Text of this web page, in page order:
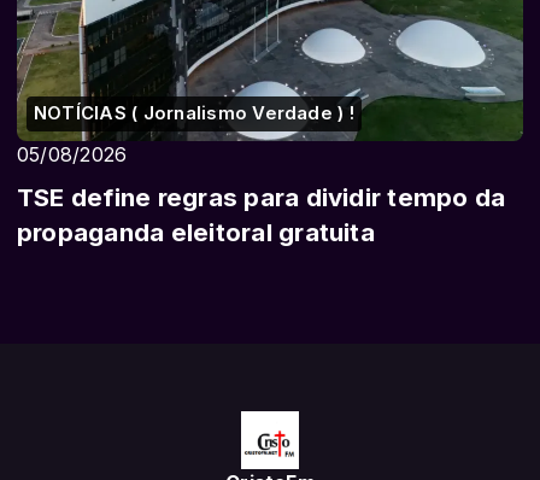
NOTÍCIAS ( Jornalismo Verdade ) !
05/08/2026
TSE define regras para dividir tempo da
propaganda eleitoral gratuita